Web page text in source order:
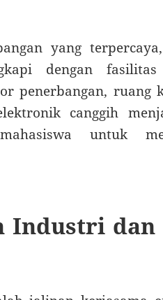
yang
dengan
penerbangan, ruang
canggih
untuk
Industri dan